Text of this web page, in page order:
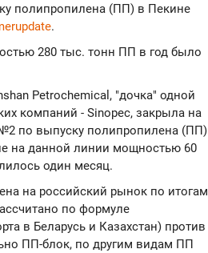
полипропилена (ПП) в Пекине
.
280 тыс. тонн ПП в год было
Petrochemical, "дочка" одной
компаний - Sinopec, закрыла на
по выпуску полипропилена (ПП)
на данной линии мощностью 60
один месяц.
на российский рынок по итогам
по формуле
в Беларусь и Казахстан) против
ПП-блок, по другим видам ПП